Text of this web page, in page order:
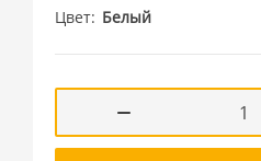
Цвет Белый